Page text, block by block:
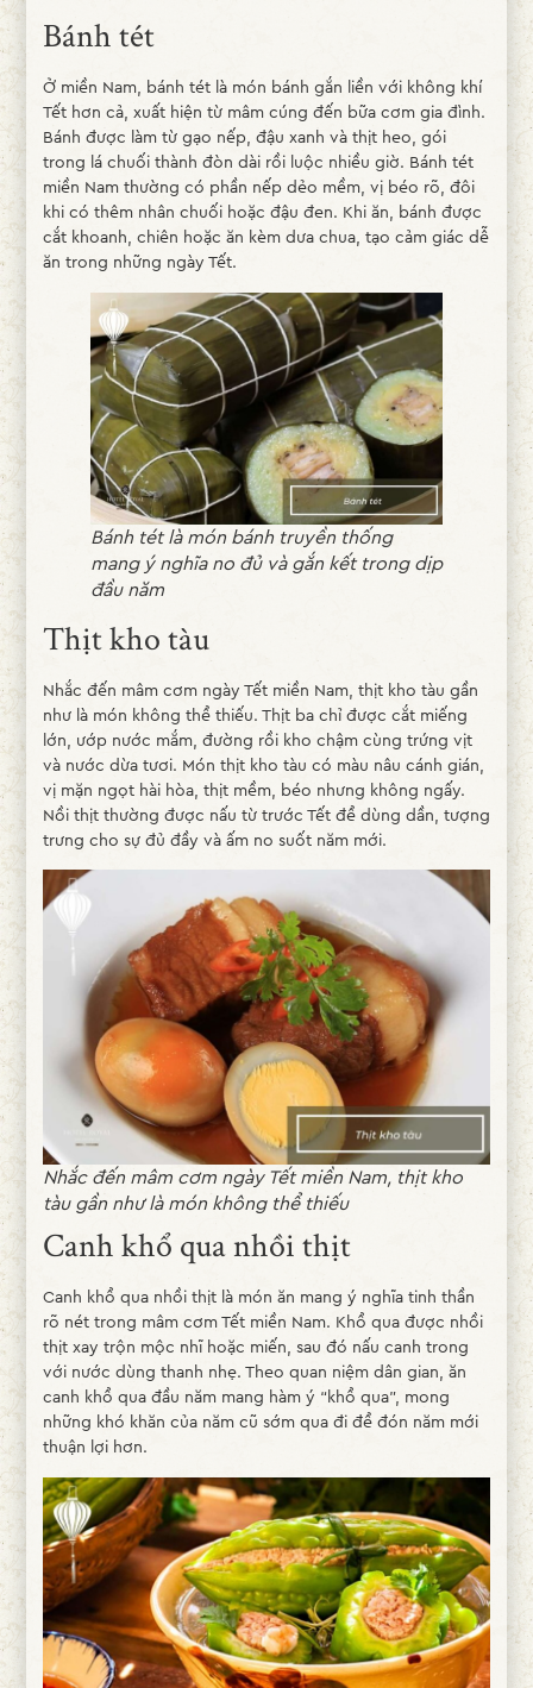
Bánh tét
Ở miền Nam, bánh tét là món bánh gắn liền với không khí
Tết hơn cả, xuất hiện từ mâm cúng đến bữa cơm gia đình.
Bánh được làm từ gạo nếp, đậu xanh và thịt heo, gói
trong lá chuối thành đòn dài rồi luộc nhiều giờ. Bánh tét
miền Nam thường có phần nếp dẻo mềm, vị béo rõ, đôi
khi có thêm nhân chuối hoặc đậu đen. Khi ăn, bánh được
cắt khoanh, chiên hoặc ăn kèm dưa chua, tạo cảm giác dễ
ăn trong những ngày Tết.
Bánh tét là món bánh truyền thống
mang ý nghĩa no đủ và gắn kết trong dịp
đầu năm
Thịt kho tàu
Nhắc đến mâm cơm ngày Tết miền Nam, thịt kho tàu gần
như là món không thể thiếu. Thịt ba chỉ được cắt miếng
lớn, ướp nước mắm, đường rồi kho chậm cùng trứng vịt
và nước dừa tươi. Món thịt kho tàu có màu nâu cánh gián,
vị mặn ngọt hài hòa, thịt mềm, béo nhưng không ngấy.
Nồi thịt thường được nấu từ trước Tết để dùng dần, tượng
trưng cho sự đủ đầy và ấm no suốt năm mới.
Nhắc đến mâm cơm ngày Tết miền Nam, thịt kho
tàu gần như là món không thể thiếu
Canh khổ qua nhồi thịt
Canh khổ qua nhồi thịt là món ăn mang ý nghĩa tinh thần
rõ nét trong mâm cơm Tết miền Nam. Khổ qua được nhồi
thịt xay trộn mộc nhĩ hoặc miến, sau đó nấu canh trong
với nước dùng thanh nhẹ. Theo quan niệm dân gian, ăn
canh khổ qua đầu năm mang hàm ý “khổ qua”, mong
những khó khăn của năm cũ sớm qua đi để đón năm mới
thuận lợi hơn.